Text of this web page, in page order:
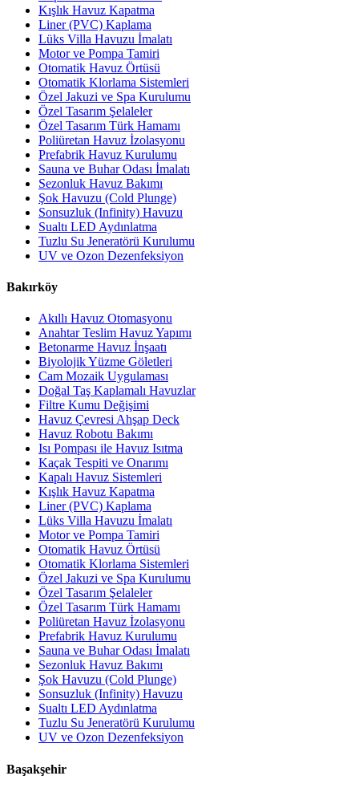
Kışlık Havuz Kapatma
Liner (PVC) Kaplama
Lüks Villa Havuzu İmalatı
Motor ve Pompa Tamiri
Otomatik Havuz Örtüsü
Otomatik Klorlama Sistemleri
Özel Jakuzi ve Spa Kurulumu
Özel Tasarım Şelaleler
Özel Tasarım Türk Hamamı
Poliüretan Havuz İzolasyonu
Prefabrik Havuz Kurulumu
Sauna ve Buhar Odası İmalatı
Sezonluk Havuz Bakımı
Şok Havuzu (Cold Plunge)
Sonsuzluk (Infinity) Havuzu
Sualtı LED Aydınlatma
Tuzlu Su Jeneratörü Kurulumu
UV ve Ozon Dezenfeksiyon
Bakırköy
Akıllı Havuz Otomasyonu
Anahtar Teslim Havuz Yapımı
Betonarme Havuz İnşaatı
Biyolojik Yüzme Göletleri
Cam Mozaik Uygulaması
Doğal Taş Kaplamalı Havuzlar
Filtre Kumu Değişimi
Havuz Çevresi Ahşap Deck
Havuz Robotu Bakımı
Isı Pompası ile Havuz Isıtma
Kaçak Tespiti ve Onarımı
Kapalı Havuz Sistemleri
Kışlık Havuz Kapatma
Liner (PVC) Kaplama
Lüks Villa Havuzu İmalatı
Motor ve Pompa Tamiri
Otomatik Havuz Örtüsü
Otomatik Klorlama Sistemleri
Özel Jakuzi ve Spa Kurulumu
Özel Tasarım Şelaleler
Özel Tasarım Türk Hamamı
Poliüretan Havuz İzolasyonu
Prefabrik Havuz Kurulumu
Sauna ve Buhar Odası İmalatı
Sezonluk Havuz Bakımı
Şok Havuzu (Cold Plunge)
Sonsuzluk (Infinity) Havuzu
Sualtı LED Aydınlatma
Tuzlu Su Jeneratörü Kurulumu
UV ve Ozon Dezenfeksiyon
Başakşehir